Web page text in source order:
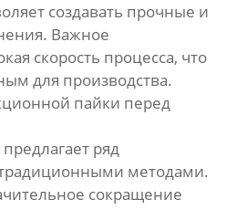
создавать прочные и
Важное
скорость процесса, что
для производства.
пайки перед
ряд
методами.
сокращение